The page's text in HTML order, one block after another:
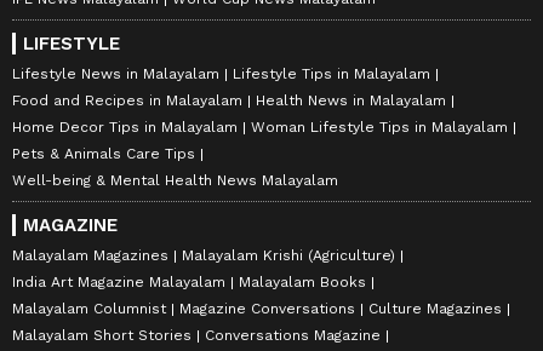
LIFESTYLE
Lifestyle News in Malayalam
Lifestyle Tips in Malayalam
Food and Recipes in Malayalam
Health News in Malayalam
Home Decor Tips in Malayalam
Woman Lifestyle Tips in Malayalam
Pets & Animals Care Tips
Well-being & Mental Health News Malayalam
MAGAZINE
Malayalam Magazines
Malayalam Krishi (Agriculture)
India Art Magazine Malayalam
Malayalam Books
Malayalam Columnist
Magazine Conversations
Culture Magazines
Malayalam Short Stories
Conversations Magazine